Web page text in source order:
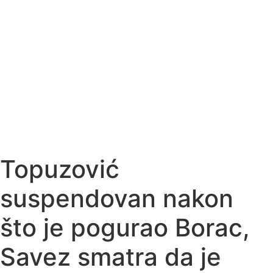
Topuzović
suspendovan nakon
što je pogurao Borac,
Savez smatra da je